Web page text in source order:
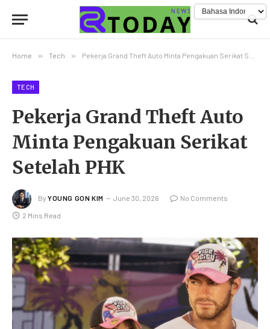
Home » Tech » Pekerja Grand Theft Auto Minta Pengakuan Serikat Setelah PHK
TECH
Pekerja Grand Theft Auto
Minta Pengakuan Serikat
Setelah PHK
By YOUNG GON KIM June 30, 2026 No Comments
2 Mins Read